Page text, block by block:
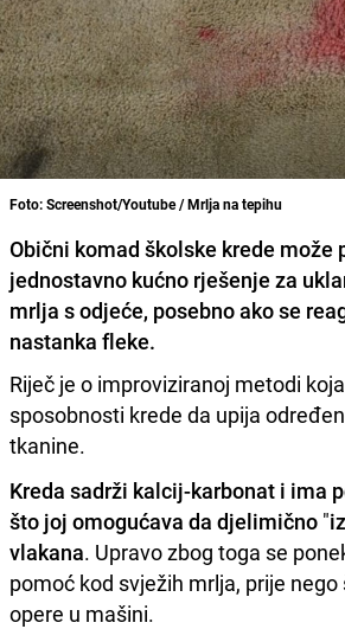
Foto: Screenshot/Youtube / Mrlja na tepihu
Obični komad školske krede može
jednostavno kućno rješenje za
mrlja s odjeće, posebno ako se
nastanka fleke.
Riječ je o improviziranoj metodi
sposobnosti krede da upija
tkanine.
Kreda sadrži kalcij-karbonat i ima
što joj omogućava da djelimično "
vlakana. Upravo zbog toga se
pomoć kod svježih mrlja, prije nego
opere u mašini.